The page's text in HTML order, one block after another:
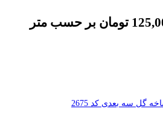
تومان بر حسب متر
گل سه بعدی کد 2675